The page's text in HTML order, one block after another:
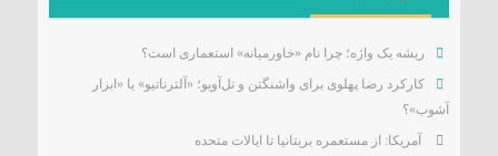
ریشه یک واژه؛ چرا نام «خاورمیانه» استعماری است؟
کارکرد رضا پهلوی برای واشنگتن و تل‌آویو؛ «آلترناتیو» یا «ابزار
آشوب»؟
آمریکا: از مستعمره بریتانیا تا ایالات متحده